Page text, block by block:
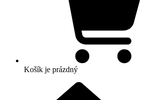
Košík je prázdný